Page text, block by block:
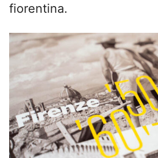
fiorentina.